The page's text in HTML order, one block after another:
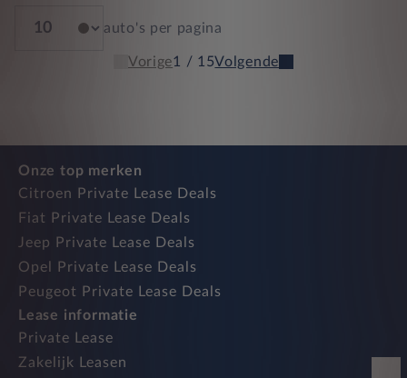
auto's per pagina
Vorige1 / 15Volgende
Onze top merken
Citroen Private Lease Deals
Fiat Private Lease Deals
Jeep Private Lease Deals
Opel Private Lease Deals
Peugeot Private Lease Deals
Lease informatie
Private Lease
Zakelijk Leasen